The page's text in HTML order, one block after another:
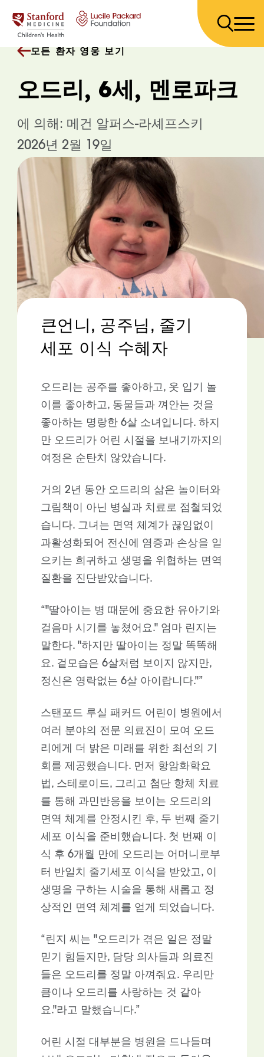
모든 환자 영웅 보기
오드리, 6세, 멘로파크
에 의해: 메건 알퍼스-라셰프스키
2026년 2월 19일
큰언니, 공주님, 줄기
세포 이식 수혜자
오드리는 공주를 좋아하고, 옷 입기 놀
이를 좋아하고, 동물들과 껴안는 것을
좋아하는 명랑한 6살 소녀입니다. 하지
만 오드리가 어린 시절을 보내기까지의
여정은 순탄치 않았습니다.
거의 2년 동안 오드리의 삶은 놀이터와
그림책이 아닌 병실과 치료로 점철되었
습니다. 그녀는 면역 체계가 끊임없이
과활성화되어 전신에 염증과 손상을 일
으키는 희귀하고 생명을 위협하는 면역
질환을 진단받았습니다.
“"딸아이는 병 때문에 중요한 유아기와
걸음마 시기를 놓쳤어요." 엄마 린지는
말한다. "하지만 딸아이는 정말 똑똑해
요. 겉모습은 6살처럼 보이지 않지만,
정신은 영락없는 6살 아이랍니다."”
스탠포드 루실 패커드 어린이 병원에서
여러 분야의 전문 의료진이 모여 오드
리에게 더 밝은 미래를 위한 최선의 기
회를 제공했습니다. 먼저 항암화학요
법, 스테로이드, 그리고 첨단 항체 치료
를 통해 과민반응을 보이는 오드리의
면역 체계를 안정시킨 후, 두 번째 줄기
세포 이식을 준비했습니다. 첫 번째 이
식 후 6개월 만에 오드리는 어머니로부
터 반일치 줄기세포 이식을 받았고, 이
생명을 구하는 시술을 통해 새롭고 정
상적인 면역 체계를 얻게 되었습니다.
“린지 씨는 "오드리가 겪은 일은 정말
믿기 힘들지만, 담당 의사들과 의료진
들은 오드리를 정말 아껴줘요. 우리만
큼이나 오드리를 사랑하는 것 같아
요."라고 말했습니다.”
어린 시절 대부분을 병원을 드나들며